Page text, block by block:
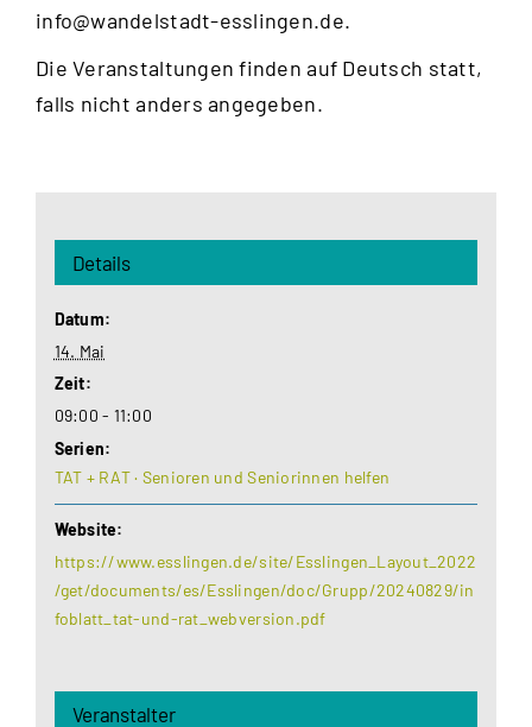
info@wandelstadt-esslingen.de.
Die Veranstaltungen finden auf Deutsch statt,
falls nicht anders angegeben.
Details
Datum:
14. Mai
Zeit:
09:00 - 11:00
Serien:
TAT + RAT · Senioren und Seniorinnen helfen
Website:
https://www.esslingen.de/site/Esslingen_Layout_2022
/get/documents/es/Esslingen/doc/Grupp/20240829/in
foblatt_tat-und-rat_webversion.pdf
Veranstalter